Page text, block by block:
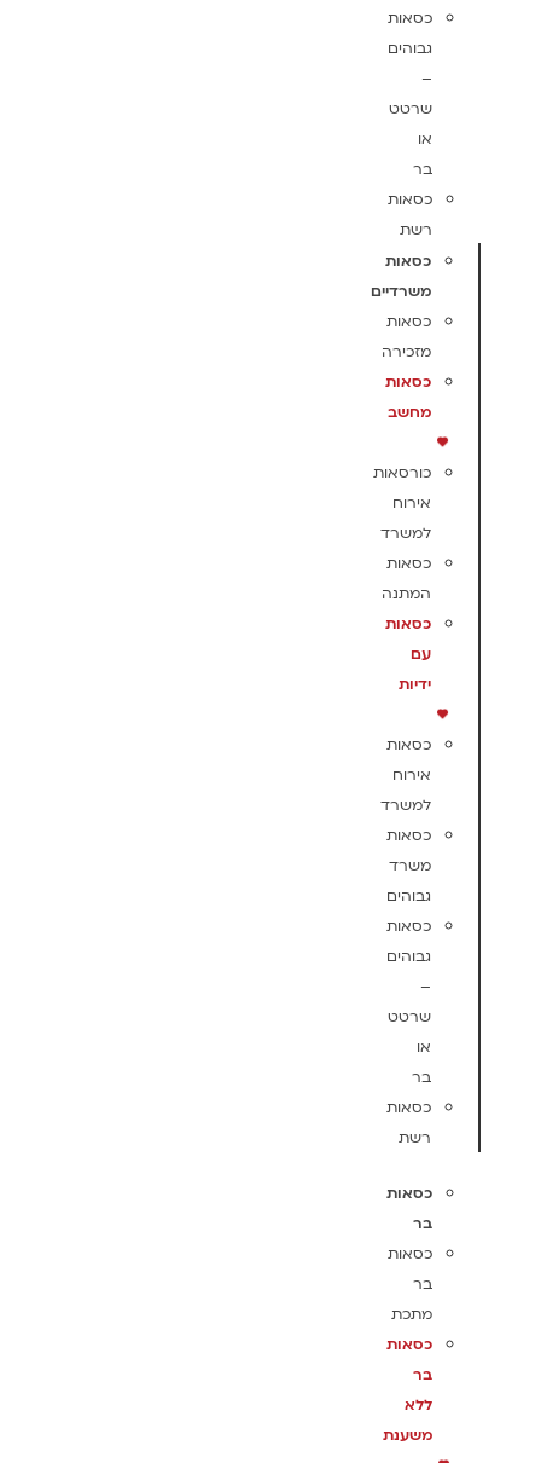
כסאות
גבוהים
–
שרטט
או
בר
כסאות
רשת
כסאות
משרדיים
כסאות
מזכירה
כסאות
מחשב
כורסאות
אירוח
למשרד
כסאות
המתנה
כסאות
עם
ידיות
כסאות
אירוח
למשרד
כסאות
משרד
גבוהים
כסאות
גבוהים
–
שרטט
או
בר
כסאות
רשת
כסאות
בר
כסאות
בר
מתכת
כסאות
בר
ללא
משענת